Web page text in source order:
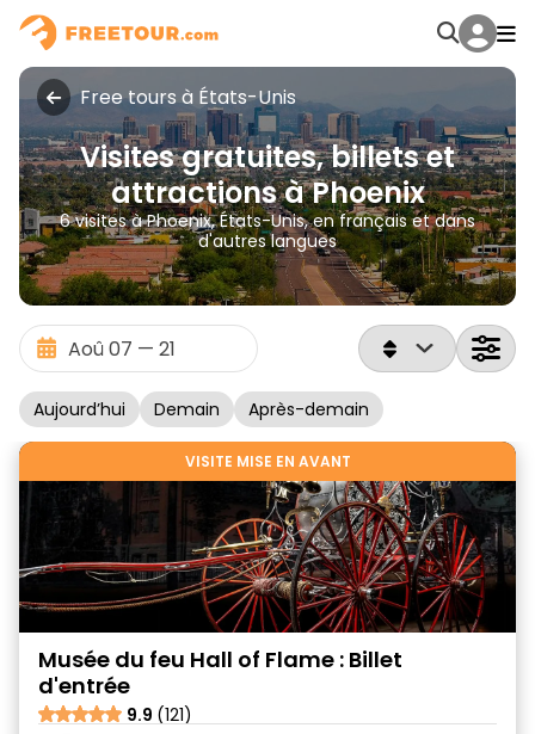
Free tours à États-Unis
Visites gratuites, billets et
attractions à Phoenix
6 visites à Phoenix, États-Unis, en français et dans
d'autres langues
Aujourd’hui Demain Après-demain
VISITE MISE EN AVANT
Musée du feu Hall of Flame : Billet
d'entrée
9.9 (121)